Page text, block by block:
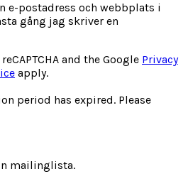
e-postadress och webbplats i
gång jag skriver en
and the Google Privacy
apply.
period has expired. Please
mailinglista.